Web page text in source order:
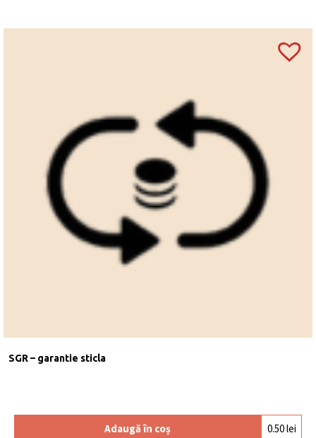
SGR – garantie sticla
Adaugă în coș 0.50lei